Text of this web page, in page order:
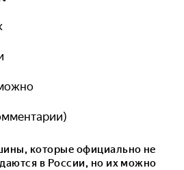
которые официально не
в России, но их можно